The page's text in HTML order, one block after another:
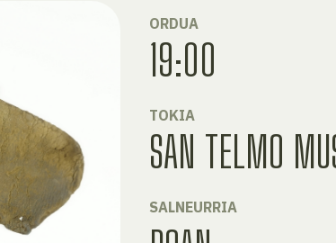
ORDUA
19:00
TOKIA
SAN TELMO
SALNEURRIA